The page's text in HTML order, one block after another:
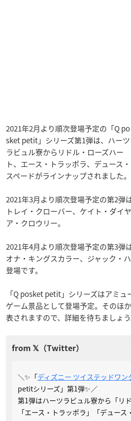
2021年2月より順次登場予定の「Q po
sket petit」シリーズ第1弾は、ハーツ
ラビュル寮からリドル・ローズハー
ト、エース・トラッポラ、デュース・
スペードがラインナップされました。
2021年3月より順次登場予定の第2弾
トレイ・クローバー、ケイト・ダイ
ア・クロウリー。
2021年4月より順次登場予定の第3弾
オナ・キングスカラー、ジャック・
登場です。
「Q posket petit」シリーズはアミ
ゲーム景品として登場予定。そのほ
表されますので、詳細を待ちましょう
＼✨「ディズニー ツイステッドワン
petitシリーズ」第1弾✨／
第1弾はハーツラビュル寮から「リ
「エース・トラッポラ」「デュース